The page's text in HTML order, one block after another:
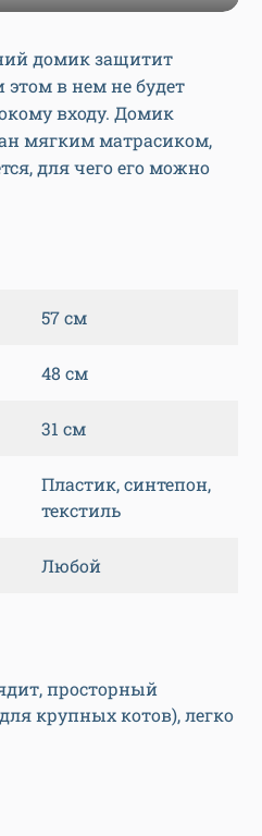
домик защитит
этом в нем не будет
входу. Домик
мягким матрасиком,
для чего его можно
57 см
48 см
31 см
Пластик, синтепон,
текстиль
Любой
просторный
крупных котов), легко